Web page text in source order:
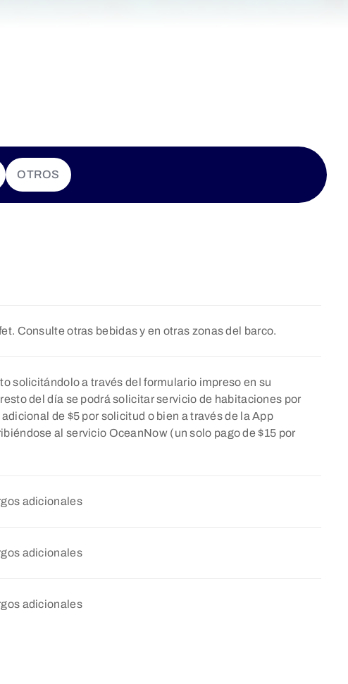
OTROS
Consulte otras bebidas y en otras zonas del barco.
solicitándolo a través del formulario impreso en su
del día se podrá solicitar servicio de habitaciones por
de $5 por solicitud o bien a través de la App
al servicio OceanNow (un solo pago de $15 por
adicionales
adicionales
adicionales